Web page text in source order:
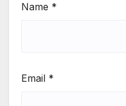
Name *
Email *